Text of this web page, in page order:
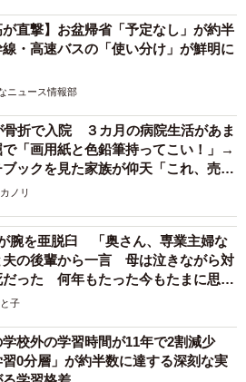
が直撃】お盆帰省「予定なし」が約半
・高速バスの「使い分け」が鮮明に
ニュース情報部
骨折で入院 ３カ月の病院生活があま
で「画用紙と色鉛筆持ってこい！」→
ブックを見た家族が仰天「これ、売れ
ノリ
腕を亜脱臼 「奥さん、専業主婦な
夫の後輩から一言 母は泣きながら対
だった 何年もたった今もたまに思い
子
学校外の学習時間が11年で2割減少
習0分層」が約半数に達する深刻な実